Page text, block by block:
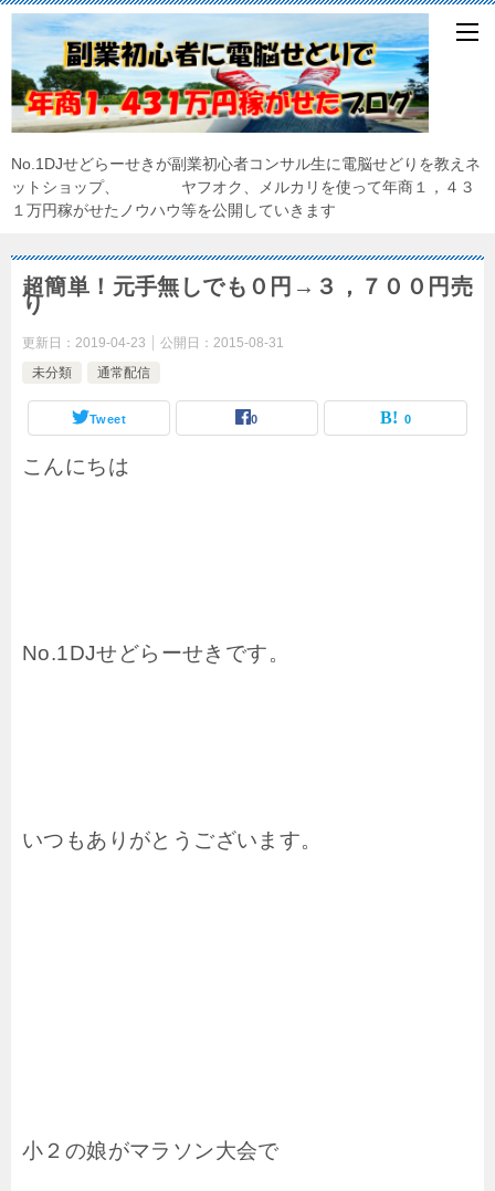
No.1DJせどらーせきが副業初心者コンサル生に電脳せどりを教えネ
ットショップ、 ヤフオク、メルカリを使って年商１，４３
１万円稼がせたノウハウ等を公開していきます
超簡単！元手無しでも０円→３，７００円売
り
更新日： 2019-04-23 公開日： 2015-08-31
未分類
通常配信
Tweet 0 0
こんにちは
No.1DJせどらーせきです。
いつもありがとうございます。
小２の娘がマラソン大会で